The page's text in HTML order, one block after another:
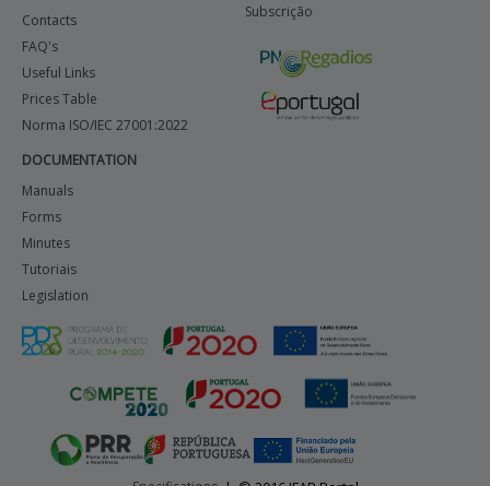
Contacts
FAQ's
Useful Links
Prices Table
Norma ISO/IEC 27001:2022
DOCUMENTATION
Manuals
Forms
Minutes
Tutoriais
Legislation
Subscrição